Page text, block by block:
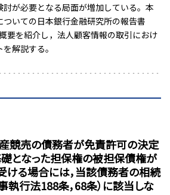
討が必要となる局面が増加している。本
いての日本銀行金融研究所の報告書
要を紹介し，法人顧客情報の取引におけ
解説する。
売の債務者が免責許可の決定
となった担保権の被担保債権が
ける場合には，当該債務者の相続
事執行法188条，68条）に該当しな